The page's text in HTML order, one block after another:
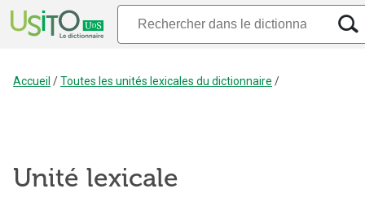
Accueil /Toutes les unités lexicales du dictionnaire /
Unité lexicale